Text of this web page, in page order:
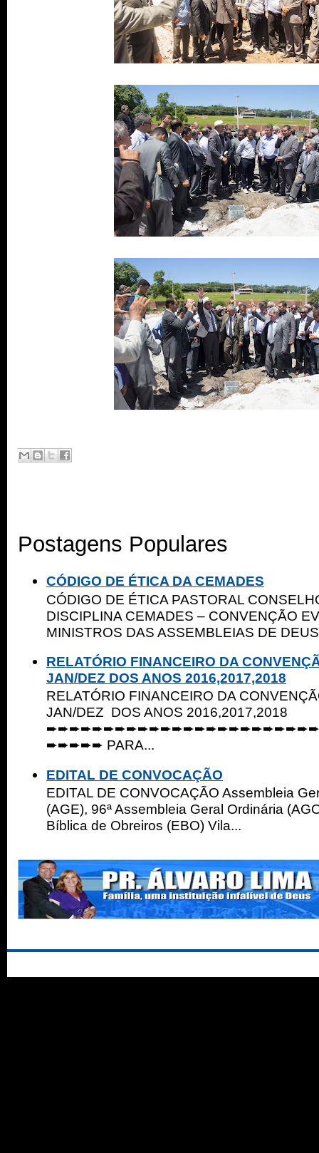
Postagens Populares
CÓDIGO DE ÉTICA DA CEMADES
CÓDIGO DE ÉTICA PASTORAL
DISCIPLINA CEMADES – CONVENÇÃO
MINISTROS DAS ASSEMBLEIAS DE
RELATÓRIO FINANCEIRO DA
JAN/DEZ DOS ANOS 2016,2017,2018
RELATÓRIO FINANCEIRO DA
JAN/DEZ DOS ANOS 2016,2017,2018
➨➨➨➨➨ PARA...
EDITAL DE CONVOCAÇÃO
EDITAL DE CONVOCAÇÃO Assembleia
(AGE), 96ª Assembleia Geral Ordinária
Bíblica de Obreiros (EBO) Vila...